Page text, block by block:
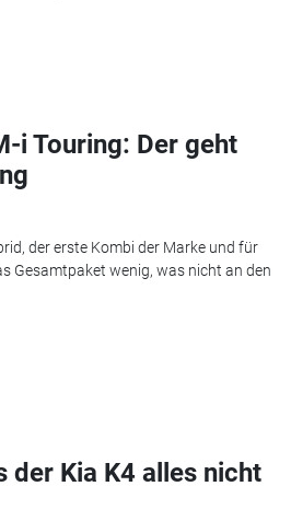
i Touring: Der geht
der erste Kombi der Marke und für
Gesamtpaket wenig, was nicht an den
der Kia K4 alles nicht